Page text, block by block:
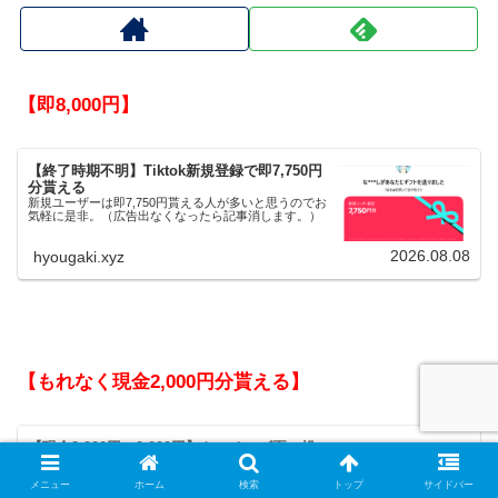
【即8,000円】
【終了時期不明】Tiktok新規登録で即7,750円
分貰える
新規ユーザーは即7,750円貰える人が多いと思うのでお
気軽に是非。（広告出なくなったら記事消します。）
hyougaki.xyz 2026.08.08
【もれなく現金2,000円分貰える】
【現金2,000円＋2,000円】トーチーズ夏の投
資応援Wキャンペーンがヤバい
トーチーズが【会員登録完了】で2,000円分、初回投資
完了で2,000円の【現金】プレゼントという熱いキャン
メニュー ホーム 検索 トップ サイドバー